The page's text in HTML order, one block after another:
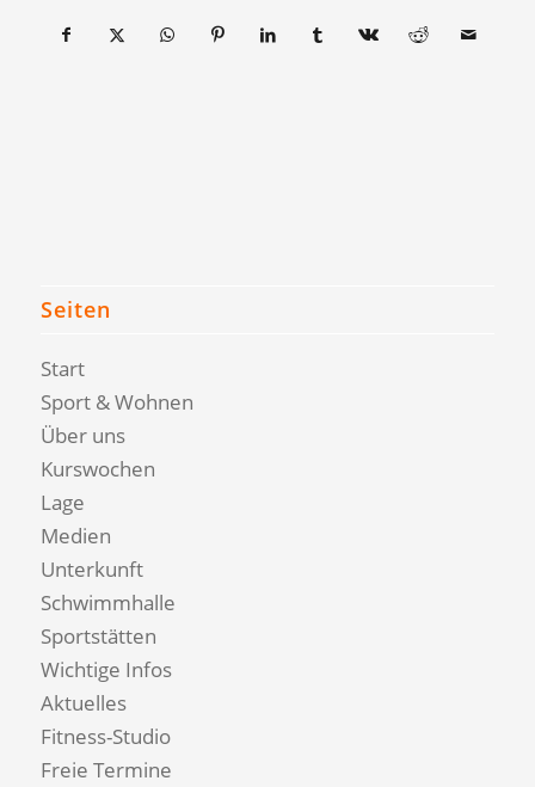
Seiten
Start
Sport & Wohnen
Über uns
Kurswochen
Lage
Medien
Unterkunft
Schwimmhalle
Sportstätten
Wichtige Infos
Aktuelles
Fitness-Studio
Freie Termine